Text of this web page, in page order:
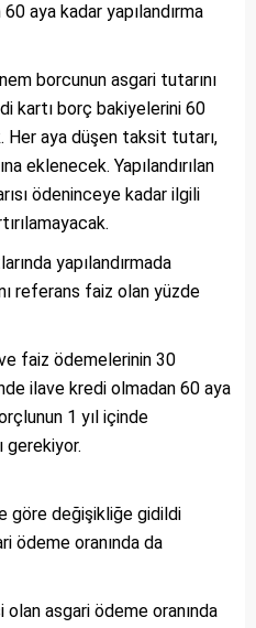
aya kadar yapılandırma
borcunun asgari tutarını
kartı borç bakiyelerini 60
Her aya düşen taksit tutarı,
eklenecek. Yapılandırılan
ödeninceye kadar ilgili
yapılandırmada
referans faiz olan yüzde
faiz ödemelerinin 30
ilave kredi olmadan 60 aya
1 yıl içinde
gerekiyor.
göre değişikliğe gidildi
ödeme oranında da
olan asgari ödeme oranında